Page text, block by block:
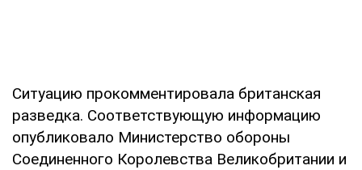
Ситуацию прокомментировала британская
разведка. Соответствующую информацию
опубликовало Министерство обороны
Соединенного Королевства Великобритании и